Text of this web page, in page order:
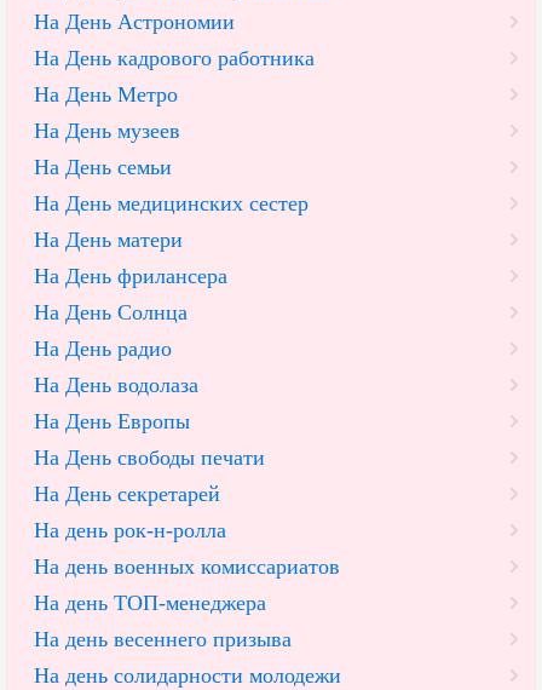
На День Астрономии
На День кадрового работника
На День Метро
На День музеев
На День семьи
На День медицинских сестер
На День матери
На День фрилансера
На День Солнца
На День радио
На День водолаза
На День Европы
На День свободы печати
На День секретарей
На день рок-н-ролла
На день военных комиссариатов
На день ТОП-менеджера
На день весеннего призыва
На день солидарности молодежи